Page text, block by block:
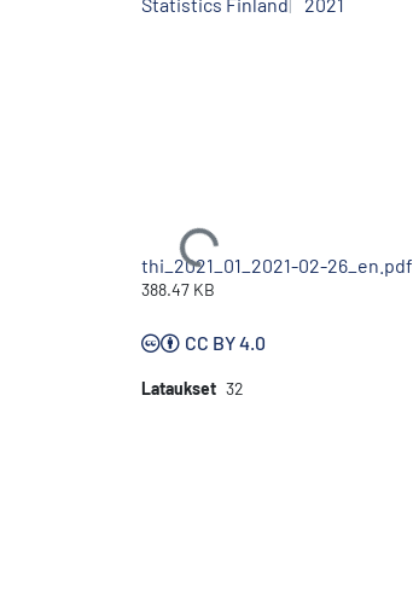
Ladataan...
thi_2021_01_2021-02-26_en.pdf
388.47 KB
CC BY 4.0
Lataukset 32